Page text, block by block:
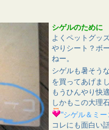
シゲルのために
よくペットグッ
やりシート？ボ
ねー。
シゲルも暑そう
を買ってあげまし
もうひんやり快
しかもこの大理
"シゲル＆ミー
コレにも面白い